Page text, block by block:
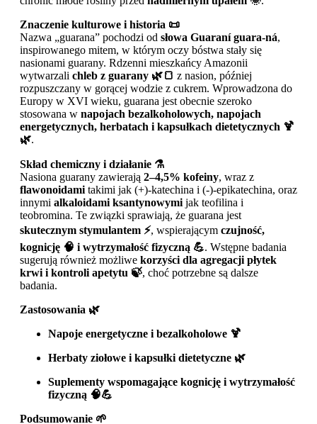
Znaczenie kulturowe i historia 📜
Nazwa „guarana” pochodzi od słowa Guaraní guara-ná,
inspirowanego mitem, w którym oczy bóstwa stały się
nasionami guarany. Rdzenni mieszkańcy Amazonii
wytwarzali chleb z guarany 🌿🍞 z nasion, później
rozpuszczany w gorącej wodzie z cukrem. Wprowadzona do
Europy w XVI wieku, guarana jest obecnie szeroko
stosowana w napojach bezalkoholowych, napojach
energetycznych, herbatach i kapsułkach dietetycznych 🍹
🌿.
Skład chemiczny i działanie ⚗️
Nasiona guarany zawierają 2–4,5% kofeiny, wraz z
flawonoidami takimi jak (+)-katechina i (-)-epikatechina, oraz
innymi alkaloidami ksantynowymi jak teofilina i
teobromina. Te związki sprawiają, że guarana jest
skutecznym stymulantem ⚡, wspierającym czujność,
kognicję 🧠 i wytrzymałość fizyczną 💪. Wstępne badania
sugerują również możliwe korzyści dla agregacji płytek
krwi i kontroli apetytu 🍃, choć potrzebne są dalsze
badania.
Zastosowania 🌿
Napoje energetyczne i bezalkoholowe 🍹
Herbaty ziołowe i kapsułki dietetyczne 🌿
Suplementy wspomagające kognicję i wytrzymałość
fizyczną 🧠💪
Podsumowanie 🌱